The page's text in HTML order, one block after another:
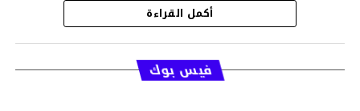
قسم الاخبار
أكمل القراءة
فيس بوك